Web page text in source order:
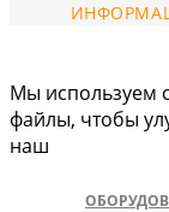
Мы используем
файлы, чтобы
наш